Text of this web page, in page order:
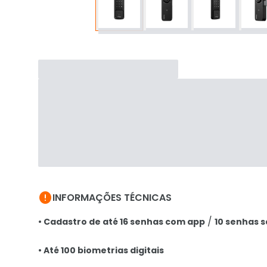
INFORMAÇÕES TÉCNICAS
• Cadastro de até 16 senhas com app / 10 senhas
• Até 100 biometrias digitais